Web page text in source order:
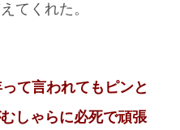
てくれた。
て言われてもピンと
しゃらに必死で頑張